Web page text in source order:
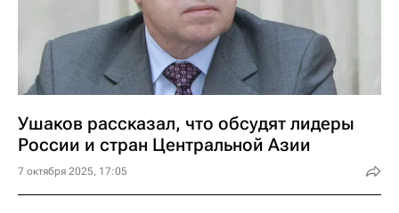
Ушаков рассказал, что обсудят лидеры
России и стран Центральной Азии
7 октября 2025, 17:05